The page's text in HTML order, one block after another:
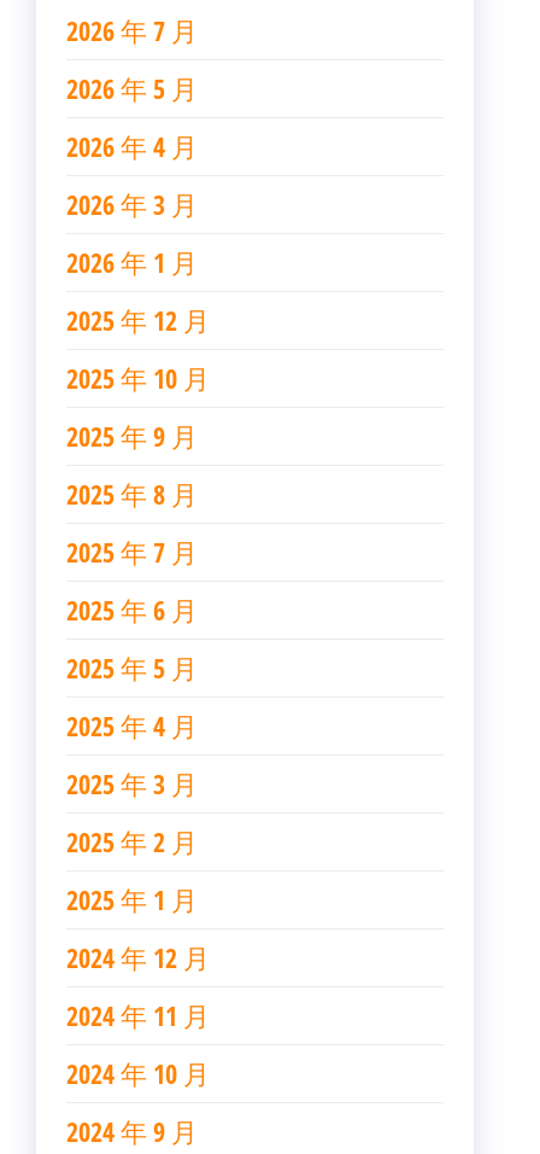
2026 年 7 月
2026 年 5 月
2026 年 4 月
2026 年 3 月
2026 年 1 月
2025 年 12 月
2025 年 10 月
2025 年 9 月
2025 年 8 月
2025 年 7 月
2025 年 6 月
2025 年 5 月
2025 年 4 月
2025 年 3 月
2025 年 2 月
2025 年 1 月
2024 年 12 月
2024 年 11 月
2024 年 10 月
2024 年 9 月